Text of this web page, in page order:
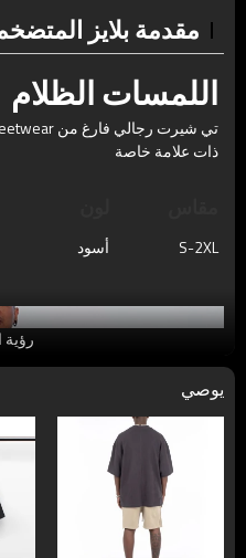
مقدمة بلايز
اللمسات الظلام
تي شيرت رجالي فارغ من Streetwear تيشيرتات كاجوال
ذات علامة خاصة
S-2XL أسود
رؤية
يوصي